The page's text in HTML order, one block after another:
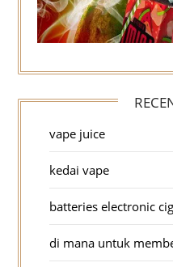
vape juice
kedai vape
batteries electronic
di mana untuk